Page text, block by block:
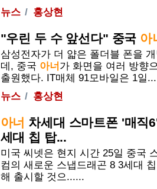
뉴스
홍상현
"우린 두 수 앞선다" 중국 아
삼성전자가 더 얇은 폴더블 폰을
데, 중국 아너 가 화면을 여러 방향
출원했다. IT매체 91모바일은 1일
뉴스
홍상현
아너 차세대 스마트폰 '매직
세대 칩 탑...
미국 씨넷은 현지 시간 25일 중국
컴의 새로운 스냅드래곤 8 3세대
해 출시할 것으......